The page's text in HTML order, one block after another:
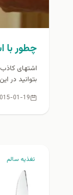
چطور با
بتوانید در این ۱۰ دقیقه خودتان را...
01-19
تغذيه سالم